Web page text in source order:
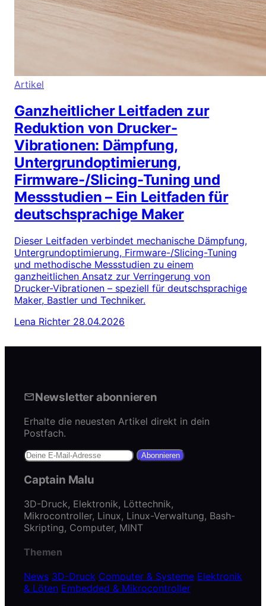
Artikel
Ganzheitlicher Leitfaden zur
Reduktion von Drucker-
Vibrationen: Dämpfung,
Untergrundoptimierung,
Firmware-/Slicing-Tuning und
Messstudien – Ein Leitfaden für
deutschsprachige Maker
Dieser Leitfaden verbindet mechanische Dämpfung,
Untergrundoptimierung, Firmware-/Slicing-Tuning
und methodische Messstudien zu einem
ganzheitlichen Ansatz zur Verringerung von
Drucker-Vibrationen – speziell für deutschsprachige
Maker, Bastler und Techniker.
Lena Richter 28.04.2026
Newsletter abonnieren
Erhalte die neuesten Artikel direkt in dein
Postfach.
Abonnieren
Captain Malu
3D-Druck, Elektronik, Löttechnik,
Mikrocontroller, Linux, Linux-Verwaltung, Bash-
Skripting, Computer, MINT
Themen
News 3D-Druck Computer & Systeme Elektronik
& Löten Embedded & Mikrocontroller